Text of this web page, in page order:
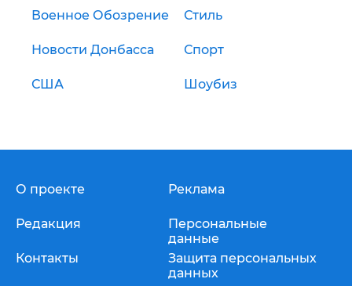
Военное Обозрение Стиль
Новости Донбасса Спорт
США Шоубиз
О проекте
Редакция
Контакты
Реклама
Персональные
данные
Защита персональных
данных